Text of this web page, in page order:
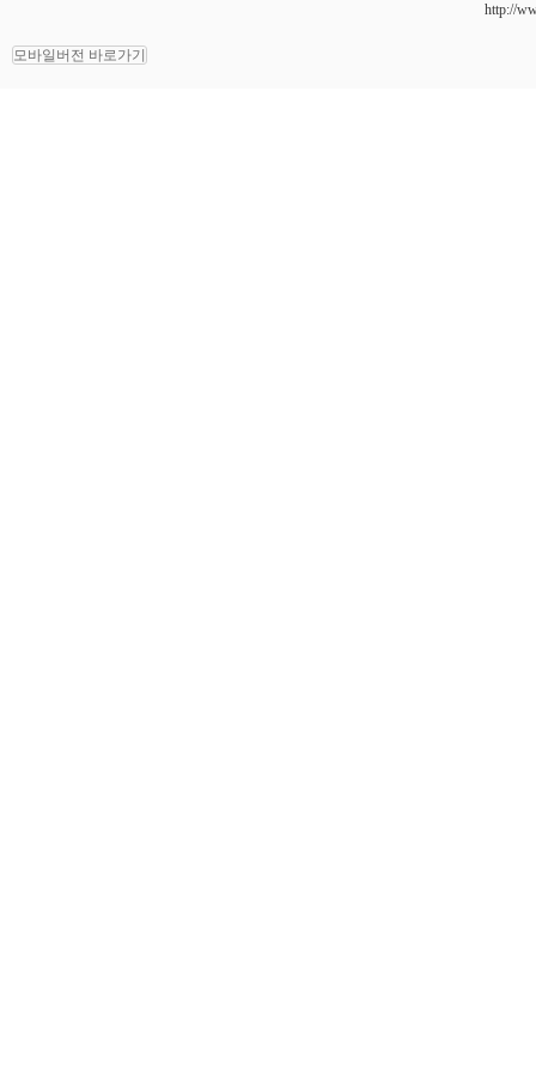
http://
모바일버전 바로가기